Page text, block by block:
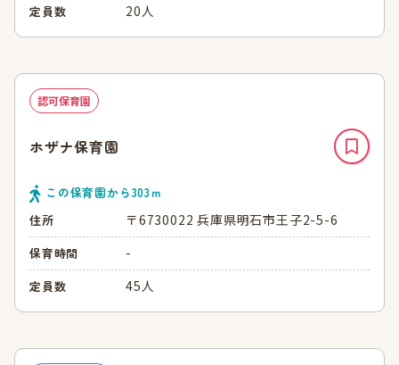
定員数 20人
認可保育園
ホザナ保育園
この保育園から303ｍ
住所
〒6730022 兵庫県明石市王子2-5-6
保育時間 -
定員数 45人